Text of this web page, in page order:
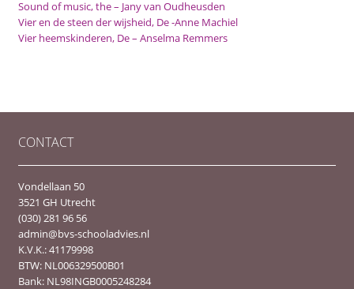
Sound of music, the – Jany van Oudheusden
Vier en de steen der wijsheid, De -Anne Machiel
Vier heemskinderen, De – Anselma Remmers
CONTACT
Vondellaan 50
3521 GH Utrecht
(030) 281 96 56
admin@bvs-schooladvies.nl
K.V.K.: 41179998
BTW: NL006329500B01
Bank: NL98INGB0005248284